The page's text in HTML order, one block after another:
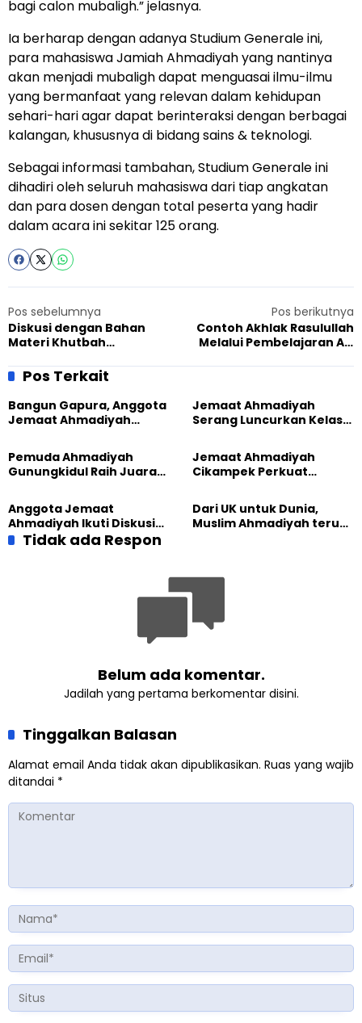
bagi calon mubaligh.” jelasnya.
Ia berharap dengan adanya Studium Generale ini,
para mahasiswa Jamiah Ahmadiyah yang nantinya
akan menjadi mubaligh dapat menguasai ilmu-ilmu
yang bermanfaat yang relevan dalam kehidupan
sehari-hari agar dapat berinteraksi dengan berbagai
kalangan, khususnya di bidang sains & teknologi.
Sebagai informasi tambahan, Studium Generale ini
dihadiri oleh seluruh mahasiswa dari tiap angkatan
dan para dosen dengan total peserta yang hadir
dalam acara ini sekitar 125 orang.
Pos sebelumnya
Diskusi dengan Bahan
Materi Khutbah
Imaillah Tambun Bekasi
Tarik Antusiasme Anggota
Pos berikutnya
Contoh Akhlak Rasulullah
Melalui Pembelajaran Al-
Purwakarta Gelar Shiratun
Pos Terkait
Bangun Gapura, Anggota
Jemaat Ahmadiyah
Sambut HUT RI ke-81
Jemaat Ahmadiyah
Serang Luncurkan Kelas
Generasi Unggul
Pemuda Ahmadiyah
Gunungkidul Raih Juara
Jemaat Ahmadiyah
Cikampek Perkuat
Lewat Pengajian
Gabungan
Anggota Jemaat
Ahmadiyah Ikuti Diskusi
Pluralisme di Yogyakarta
Dari UK untuk Dunia,
Muslim Ahmadiyah terus
Tidak ada Respon
Belum ada komentar.
Jadilah yang pertama berkomentar disini.
Tinggalkan Balasan
Alamat email Anda tidak akan dipublikasikan. Ruas yang wajib
ditandai *